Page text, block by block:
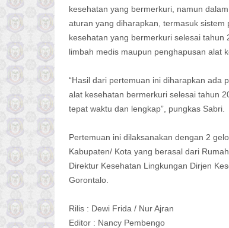
kesehatan yang bermerkuri, namun
aturan yang diharapkan, termasuk
kesehatan yang bermerkuri selesai
limbah medis maupun penghapusan alat
“Hasil dari pertemuan ini diharapkan ada
alat kesehatan bermerkuri selesai tahun
tepat waktu dan lengkap”, pungkas Sabri.
Pertemuan ini dilaksanakan dengan 2
Kabupaten/ Kota yang berasal dari
Direktur Kesehatan Lingkungan Dirjen
Gorontalo.
Rilis : Dewi Frida / Nur Ajran
Editor : Nancy Pembengo